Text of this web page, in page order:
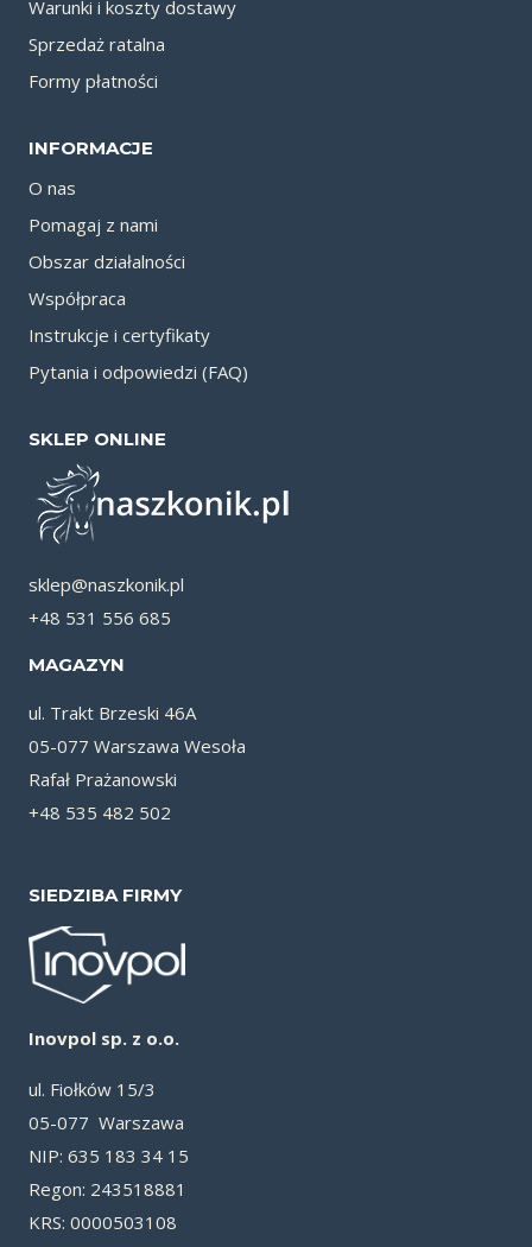
Warunki i koszty dostawy
Sprzedaż ratalna
Formy płatności
INFORMACJE
O nas
Pomagaj z nami
Obszar działalności
Współpraca
Instrukcje i certyfikaty
Pytania i odpowiedzi (FAQ)
SKLEP ONLINE
sklep@naszkonik.pl
+48 531 556 685
MAGAZYN
ul. Trakt Brzeski 46A
05-077 Warszawa Wesoła
Rafał Prażanowski
+48 535 482 502
SIEDZIBA FIRMY
Inovpol sp. z o.o.
ul. Fiołków 15/3
05-077 Warszawa
NIP: 635 183 34 15
Re­gon: 243518881
KRS: 0000503108